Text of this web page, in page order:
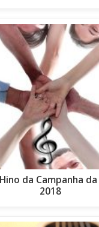
da Campanha
2018